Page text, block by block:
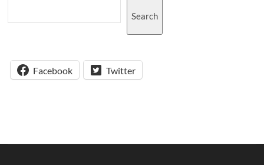
Search
Facebook Twitter